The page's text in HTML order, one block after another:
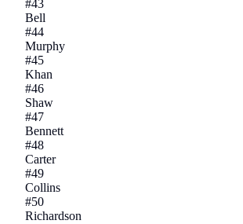
#43
Bell
#44
Murphy
#45
Khan
#46
Shaw
#47
Bennett
#48
Carter
#49
Collins
#50
Richardson